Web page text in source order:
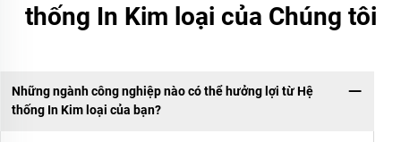
thống In Kim loại của Chúng tôi
Những ngành công nghiệp nào có thể hưởng lợi từ Hệ
thống In Kim loại của bạn?